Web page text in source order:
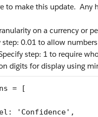
to make this update. Any
on a currency or
step: 0.01 to allow
step: 1 to require
digits for display using
= [
'Confidence',